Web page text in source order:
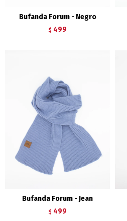
Bufanda Forum - Negro
$ 499
Bufanda Forum - Jean
$ 499